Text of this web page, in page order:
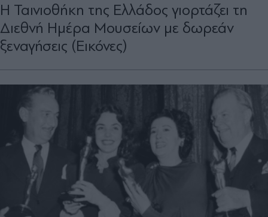
Η Ταινιοθήκη της Ελλάδος γιορτάζει τη
Διεθνή Ημέρα Μουσείων με δωρεάν
ξεναγήσεις (Εικόνες)